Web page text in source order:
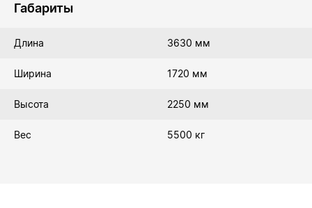
Габариты
Длина 3630 мм
Ширина 1720 мм
Высота 2250 мм
Вес 5500 кг